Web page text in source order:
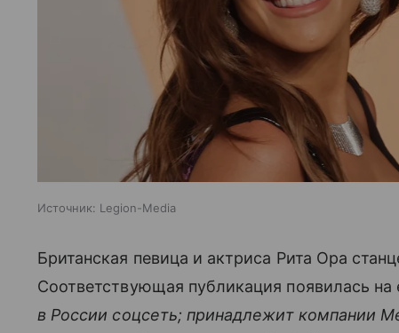
Источник: Legion-Media
Британская певица и актриса Рита Ора
Соответствующая публикация появилась на
в России соцсеть; принадлежит компании